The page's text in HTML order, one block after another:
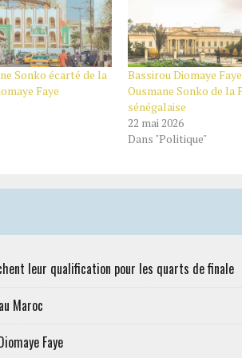
Sonko écarté de la
Faye
Bassirou Diomaye
Ousmane Sonko de la
sénégalaise
22 mai 2026
Dans "Politique"
leur qualification pour les quarts de finale
Maroc
Faye